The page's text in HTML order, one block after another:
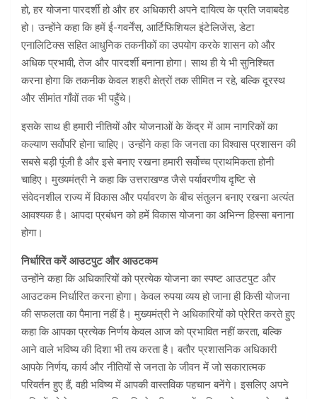
हो, हर योजना पारदर्शी हो और हर अधिकारी अपने दायित्व के प्रति जवाबदेह
हो। उन्होंने कहा कि हमें ई-गवर्नेंस, आर्टिफिशियल इंटेलिजेंस, डेटा
एनालिटिक्स सहित आधुनिक तकनीकों का उपयोग करके शासन को और
अधिक प्रभावी, तेज और पारदर्शी बनाना होगा। साथ ही ये भी सुनिश्चित
करना होगा कि तकनीक केवल शहरी क्षेत्रों तक सीमित न रहे, बल्कि दूरस्थ
और सीमांत गाँवों तक भी पहुँचे।
इसके साथ ही हमारी नीतियों और योजनाओं के केंद्र में आम नागरिकों का
कल्याण सर्वोपरि होना चाहिए। उन्होंने कहा कि जनता का विश्वास प्रशासन की
सबसे बड़ी पूंजी है और इसे बनाए रखना हमारी सर्वोच्च प्राथमिकता होनी
चाहिए। मुख्यमंत्री ने कहा कि उत्तराखण्ड जैसे पर्यावरणीय दृष्टि से
संवेदनशील राज्य में विकास और पर्यावरण के बीच संतुलन बनाए रखना अत्यंत
आवश्यक है। आपदा प्रबंधन को हमें विकास योजना का अभिन्न हिस्सा बनाना
होगा।
निर्धारित करें आउटपुट और आउटकम
उन्होंने कहा कि अधिकारियों को प्रत्येक योजना का स्पष्ट आउटपुट और
आउटकम निर्धारित करना होगा। केवल रुपया व्यय हो जाना ही किसी योजना
की सफलता का पैमाना नहीं है। मुख्यमंत्री ने अधिकारियों को प्रेरित करते हुए
कहा कि आपका प्रत्येक निर्णय केवल आज को प्रभावित नहीं करता, बल्कि
आने वाले भविष्य की दिशा भी तय करता है। बतौर प्रशासनिक अधिकारी
आपके निर्णय, कार्य और नीतियों से जनता के जीवन में जो सकारात्मक
परिवर्तन हुए हैं, वही भविष्य में आपकी वास्तविक पहचान बनेंगे। इसलिए अपने